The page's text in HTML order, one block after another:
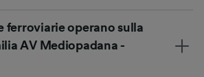
ferroviarie operano sulla
AV Mediopadana -